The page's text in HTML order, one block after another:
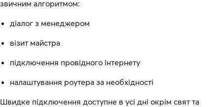
звичним алгоритмом:
діалог з менеджером
візит майстра
підключення провідного інтернету
налаштування роутера за необхідності
Швидке підключення доступне в усі дні окрім свят та